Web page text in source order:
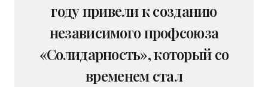
году привели к созданию
независимого профсоюза
«Солидарность», который со
временем стал